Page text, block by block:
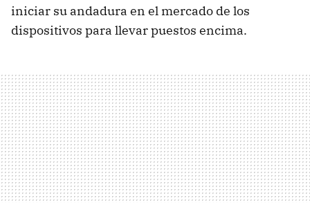
iniciar su andadura en el mercado de los
dispositivos para llevar puestos encima.